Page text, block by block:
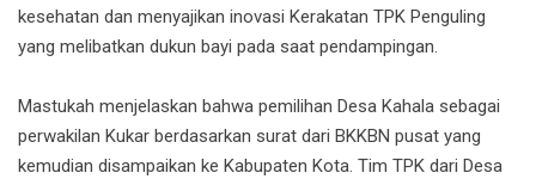
kesehatan dan menyajikan inovasi Kerakatan TPK Penguling
yang melibatkan dukun bayi pada saat pendampingan.
Mastukah menjelaskan bahwa pemilihan Desa Kahala sebagai
perwakilan Kukar berdasarkan surat dari BKKBN pusat yang
kemudian disampaikan ke Kabupaten Kota. Tim TPK dari Desa